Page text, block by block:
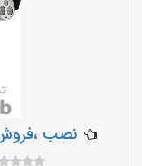
نصب ،فروش